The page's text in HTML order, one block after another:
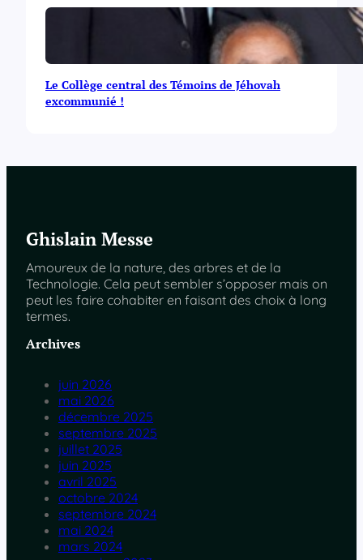
Le Collège central des Témoins de Jéhovah
excommunié !
Ghislain Messe
Amoureux de la nature, des arbres et de la
Technologie. Cela peut sembler s’opposer mais on
peut les faire cohabiter en faisant des choix à long
termes.
Archives
juin 2026
mai 2026
décembre 2025
septembre 2025
juillet 2025
juin 2025
avril 2025
octobre 2024
septembre 2024
mai 2024
mars 2024